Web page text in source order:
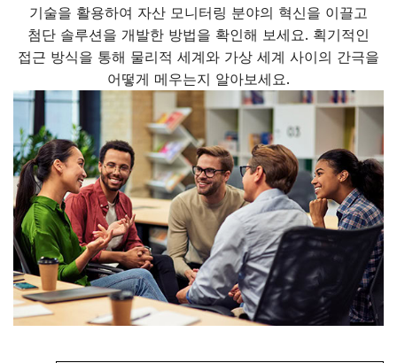
기술을 활용하여 자산 모니터링 분야의 혁신을 이끌고
첨단 솔루션을 개발한 방법을 확인해 보세요. 획기적인
접근 방식을 통해 물리적 세계와 가상 세계 사이의 간극을
어떻게 메우는지 알아보세요.